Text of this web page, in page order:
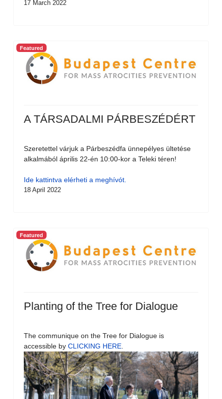
17 March 2022
Featured
A TÁRSADALMI PÁRBESZÉDÉRT
Szeretettel várjuk a Párbeszédfa ünnepélyes ültetése
alkalmából április 22-én 10:00-kor a Teleki téren!
Ide kattintva elérheti a meghívót.
18 April 2022
Featured
Planting of the Tree for Dialogue
The communique on the Tree for Dialogue is
accessible by CLICKING HERE